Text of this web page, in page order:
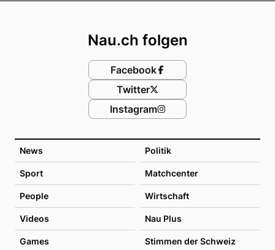
News Politik
Sport Matchcenter
People Wirtschaft
Videos Nau Plus
Games Stimmen der Schweiz
Nau.ch folgen
Facebook
Twitter
Instagram